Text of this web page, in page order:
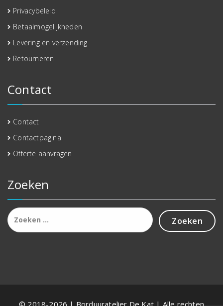
Privacybeleid
Betaalmogelijkheden
Levering en verzending
Retourneren
Contact
Contact
Contactpagina
Offerte aanvragen
Zoeken
Zoeken
naar:
© 2018-2026 | Borduuratelier De Kat | Alle rechten